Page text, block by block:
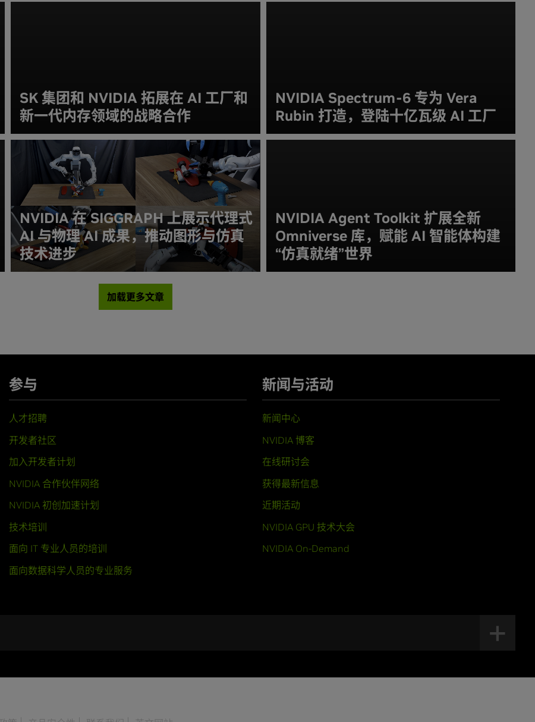
SK 集团和 NVIDIA 拓展在 AI 工厂和
新一代内存领域的战略合作
NVIDIA Spectrum-6 专为 Vera
Rubin 打造，登陆十亿瓦级 AI 工厂
NVIDIA 在 SIGGRAPH 上展示代理式
AI 与物理 AI 成果，推动图形与仿真
技术进步
NVIDIA Agent Toolkit 扩展全新
Omniverse 库，赋能 AI 智能体构建
“仿真就绪”世界
加载更多文章
参与
人才招聘
开发者社区
加入开发者计划
NVIDIA 合作伙伴网络
NVIDIA 初创加速计划
技术培训
面向 IT 专业人员的培训
面向数据科学人员的专业服务
新闻与活动
新闻中心
NVIDIA 博客
在线研讨会
获得最新信息
近期活动
NVIDIA GPU 技术大会
NVIDIA On-Demand